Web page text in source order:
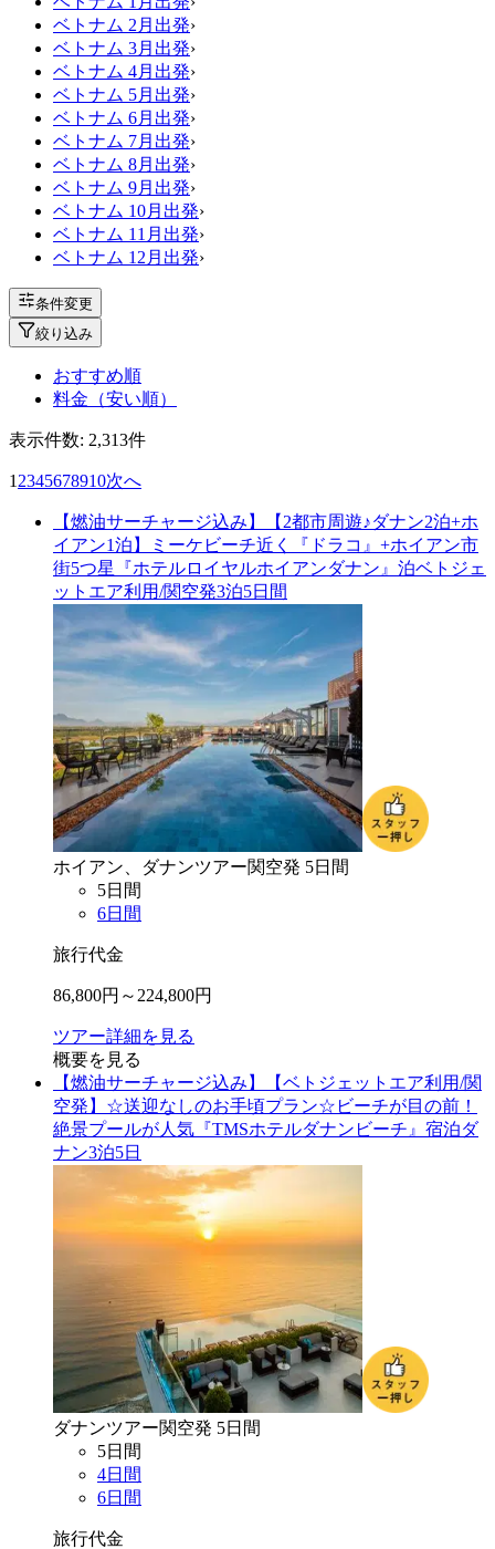
ベトナム 2月出発›
ベトナム 3月出発›
ベトナム 4月出発›
ベトナム 5月出発›
ベトナム 6月出発›
ベトナム 7月出発›
ベトナム 8月出発›
ベトナム 9月出発›
ベトナム 10月出発›
ベトナム 11月出発›
ベトナム 12月出発›
条件変更
絞り込み
おすすめ順
料金（安い順）
表示件数: 2,313件
1 2345678910次へ
【燃油サーチャージ込み】【2都市周遊♪ダナン2泊+ホ
イアン1泊】ミーケビーチ近く『ドラコ』+ホイアン市
街5つ星『ホテルロイヤルホイアンダナン』泊ベトジェ
ットエア利用/関空発3泊5日間
ホイアン、ダナンツアー関空発 5日間
5日間
6日間
旅行代金
86,800円～ 224,800円
ツアー詳細を見る
概要を見る
【燃油サーチャージ込み】【ベトジェットエア利用/関
空発】☆送迎なしのお手頃プラン☆ビーチが目の前！
絶景プールが人気『TMSホテルダナンビーチ』宿泊ダ
ナン3泊5日
ダナンツアー関空発 5日間
5日間
4日間
6日間
旅行代金